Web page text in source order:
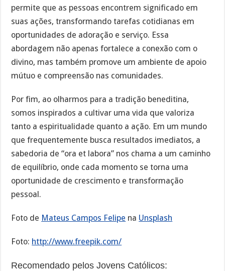
permite que as pessoas encontrem significado em
suas ações, transformando tarefas cotidianas em
oportunidades de adoração e serviço. Essa
abordagem não apenas fortalece a conexão com o
divino, mas também promove um ambiente de apoio
mútuo e compreensão nas comunidades.
Por fim, ao olharmos para a tradição beneditina,
somos inspirados a cultivar uma vida que valoriza
tanto a espiritualidade quanto a ação. Em um mundo
que frequentemente busca resultados imediatos, a
sabedoria de “ora et labora” nos chama a um caminho
de equilíbrio, onde cada momento se torna uma
oportunidade de crescimento e transformação
pessoal.
Foto de Mateus Campos Felipe na Unsplash
Foto: http://www.freepik.com/
Recomendado pelos Jovens Católicos: